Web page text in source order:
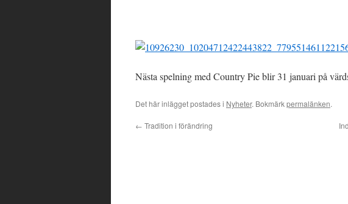
Nästa spelning med Country Pie blir 31 januari på
Det här inlägget postades i Nyheter. Bokmärkpermalänken.
← Tradition i förändring